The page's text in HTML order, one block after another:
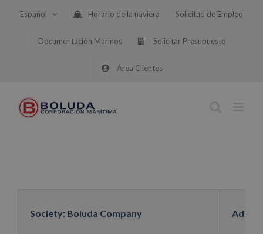
Español Horario de la naviera Solicitud de Empleo
Documentación Marinos Solicitar Presupuesto
Área Clientes
Society: Boluda Company